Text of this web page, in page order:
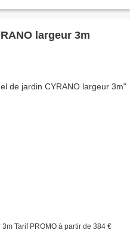
largeur 3m
Tarif PROMO à partir de 384 €